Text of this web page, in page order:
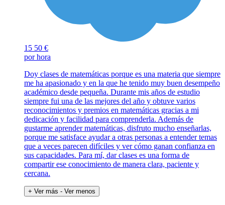
15 50 €
por hora
Doy clases de matemáticas porque es una materia que siempre
me ha apasionado y en la que he tenido muy buen desempeño
académico desde pequeña. Durante mis años de estudio
siempre fui una de las mejores del año y obtuve varios
reconocimientos y premios en matemáticas gracias a mi
dedicación y facilidad para comprenderla. Además de
gustarme aprender matemáticas, disfruto mucho enseñarlas,
porque me satisface ayudar a otras personas a entender temas
que a veces parecen difíciles y ver cómo ganan confianza en
sus capacidades. Para mí, dar clases es una forma de
compartir ese conocimiento de manera clara, paciente y
cercana.
+ Ver más - Ver menos